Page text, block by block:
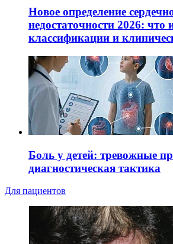
Новое определение
недостаточности 2026: что
классификации и
Боль у детей: тревожные
диагностическая тактика
Для пациентов